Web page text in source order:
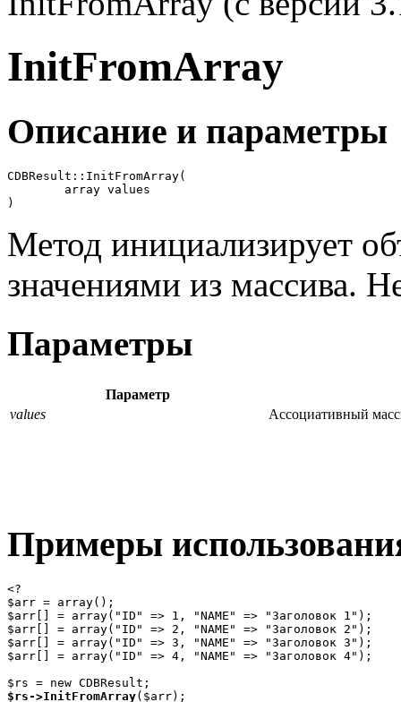
InitFromArray
Описание и параметры
CDBResult::InitFromArray(
)
Метод инициализирует
значениями из массива.
Параметры
Параметр
values
Ассоциативный
Примеры
<?
$arr = array();
$arr[] = array("ID" => 1, "NAME" => "Заголовок 1");
$arr[] = array("ID" => 2, "NAME" => "Заголовок 2");
$arr[] = array("ID" => 3, "NAME" => "Заголовок 3");
$arr[] = array("ID" => 4, "NAME" => "Заголовок 4");
$rs->InitFromArray($arr);